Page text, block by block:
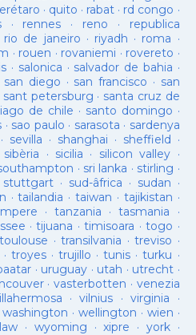
· quito · rabat · rd congo ·
· rennes · reno · republica
rio de janeiro · riyadh · roma ·
· rouen · rovaniemi · rovereto ·
· salonica · salvador de bahia ·
san diego · san francisco · san
sant petersburg · santa cruz de
de chile · santo domingo ·
· sao paulo · sarasota · sardenya
· sevilla · shanghai · sheffield ·
sibèria · sicilia · silicon valley ·
· sri lanka · stirling ·
stuttgart· sud-âfrica · sudan ·
·tailandia ·taiwan · tajikistan ·
· tanzania ·tasmania ·
·tijuana ·timisoara ·togo ·
toulouse ·transilvania ·treviso ·
· troyes·trujillo ·tunis ·turku ·
· uruguay · utah · utrecht ·
· vasterbotten · venezia
·vilnius ·virginia ·
washington · wellington · wien ·
· wyoming ·xipre · york·